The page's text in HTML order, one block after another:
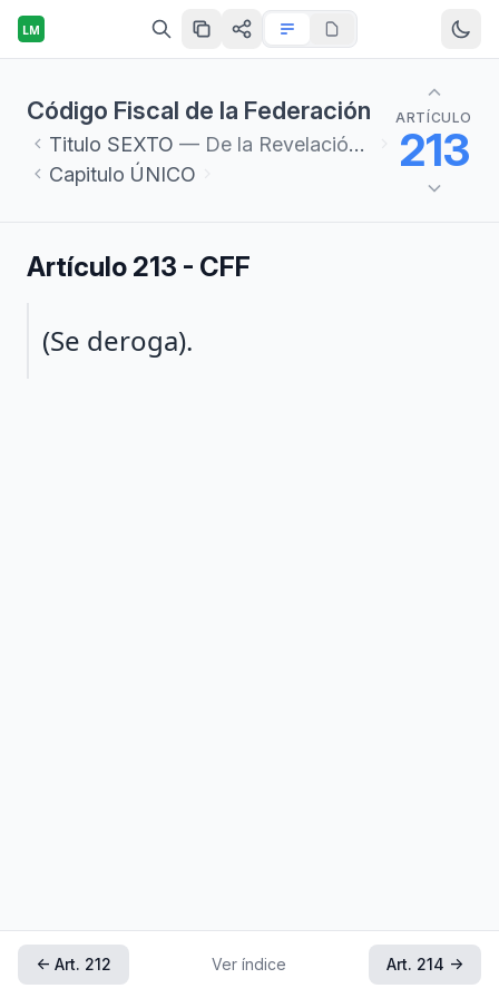
LM
Código Fiscal de la Federación
Titulo SEXTO — De la Revelación de Esquemas Reportables
Capitulo ÚNICO
ARTÍCULO
213
Artículo 213 - CFF
Párrafo 1
(Se deroga).
← Art. 212 Ver índice Art. 214 →